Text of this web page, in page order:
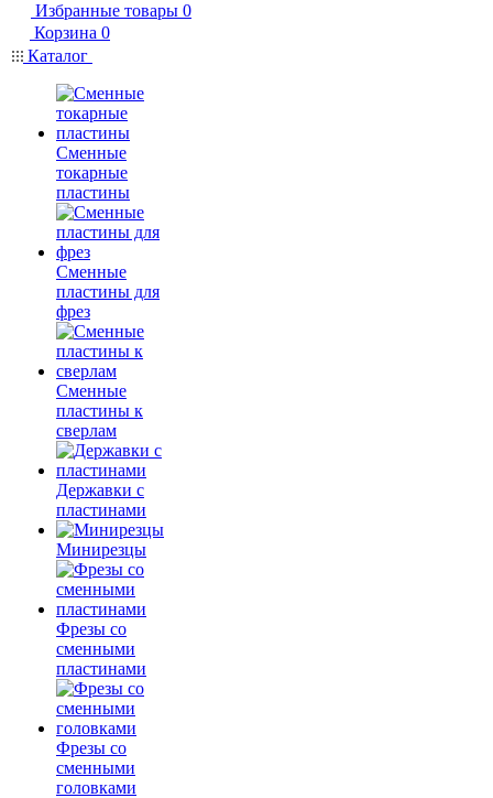
Избранные товары 0
Корзина 0
Каталог
Сменные
токарные
пластины
Сменные
пластины для
фрез
Сменные
пластины к
сверлам
Державки с
пластинами
Минирезцы
Фрезы со
сменными
пластинами
Фрезы со
сменными
головками